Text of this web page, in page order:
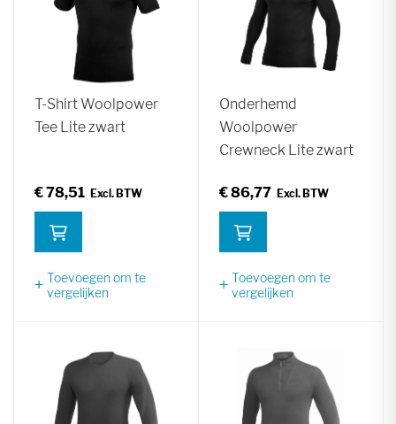
T-Shirt Woolpower
Tee Lite zwart
€ 78,51
Toevoegen om te
vergelijken
Onderhemd
Woolpower
Crewneck Lite zwart
€ 86,77
Toevoegen om te
vergelijken